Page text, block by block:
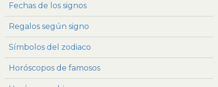
Fechas de los signos
Regalos según signo
Símbolos del zodiaco
Horóscopos de famosos